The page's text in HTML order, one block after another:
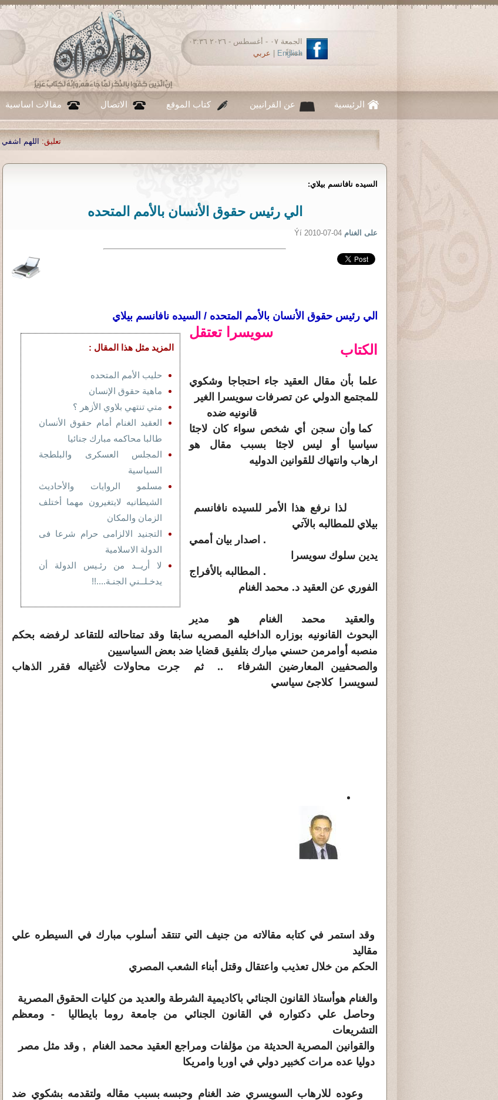
الجمعة ٠٧ - أغسطس - ٢٠٢٦ ٠٣:٣٦
مساءً
English عربي
الرئيسية عن القرانيين كتاب الموقع الاتصال مقالات اساسية
اللهم اشفي عبدك احمد صبحي
السيده نافانسم بيلاي:
الي رئيس حقوق الأنسان بالأمم المتحده
على الغنام Ýí 2010-07-04
الي رئيس حقوق الأنسان بالأمم المتحده / السيده نافانسم بيلاي
المزيد مثل هذا المقال :
حليب الأمم المتحده
ماهية حقوق الإنسان
متي تنتهي بلاوي الأزهر ؟
العقيد الغنام أمام حقوق الأنسان
طالبا محاكمه مبارك جنائيا
المجلس العسكرى والبلطجة
السياسية
مسلمو الروايات والأحاديث
الشيطانيه لايتغيرون مهما أختلف
الزمان والمكان
التجنيد الالزامى حرام شرعا فى
الدولة الاسلامية
لا أريــد من رئـيس الدولة أن
يدخـلــني الجنـة....!!
سويسرا تعتقل
الكتاب
علما بأن مقال العقيد جاء احتجاجا وشكوي
للمجتمع الدولي عن تصرفات سويسرا الغير
قانونيه ضده
كما وأن سجن أي شخص سواء كان لاجئا
سياسيا أو ليس لاجئا بسبب مقال هو
ارهاب وانتهاك للقوانين الدوليه
لذا نرفع هذا الأمر للسيده نافانسم
بيلاي للمطالبه بالآتي
. اصدار بيان أممي
يدين سلوك سويسرا
. المطالبه بالأفراج
الفوري عن العقيد د. محمد الغنام
والعقيد محمد الغنام هو مدير
البحوث القانونيه بوزاره الداخليه المصريه سابقا وقد تمتاحالته للتقاعد لرفضه بحكم
منصبه أوامرمن حسني مبارك بتلفيق قضايا ضد بعض السياسيين
والصحفيين المعارضين الشرفاء .. ثم جرت محاولات لأغتياله فقرر الذهاب
لسويسرا
كلاجئ سياسي
وقد استمر في كتابه مقالاته من جنيف التي تنتقد أسلوب مبارك في السيطره علي
مقاليد
الحكم من خلال تعذيب واعتقال وقتل أبناء الشعب المصري
والغنام هوأستاذ القانون الجنائي باكاديمية الشرطة والعديد من كليات الحقوق المصرية
وحاصل علي دكتواره في القانون الجنائي من جامعة روما بايطاليا - ومعظم
التشريعات
والقوانين المصرية الحديثة من مؤلفات ومراجع العقيد محمد الغنام , وقد مثل مصر
دوليا عده مرات كخبير دولي في اوربا وامريكا
وعوده للارهاب السويسري ضد الغنام وحبسه بسبب مقاله ولتقدمه بشكوي ضد